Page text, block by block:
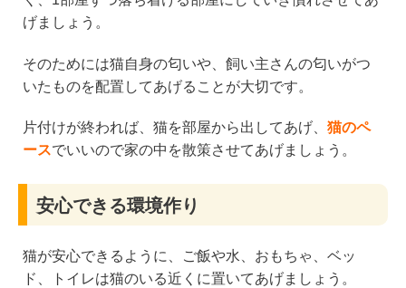
げましょう。
そのためには猫自身の匂いや、飼い主さんの匂いがつ
いたものを配置してあげることが大切です。
片付けが終われば、猫を部屋から出してあげ、 猫のペ
ースでいいので家の中を散策させてあげましょう。
安心できる環境作り
猫が安心できるように、ご飯や水、おもちゃ、ベッ
ド、トイレは猫のいる近くに置いてあげましょう。